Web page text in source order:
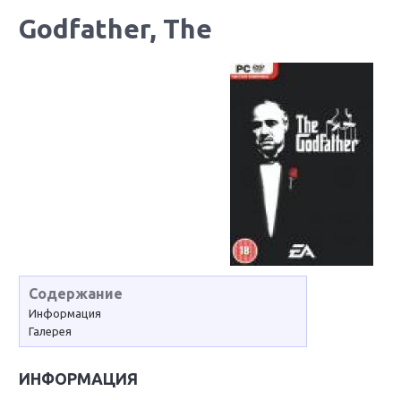
Godfather, The
Содержание
Информация
Галерея
ИНФОРМАЦИЯ